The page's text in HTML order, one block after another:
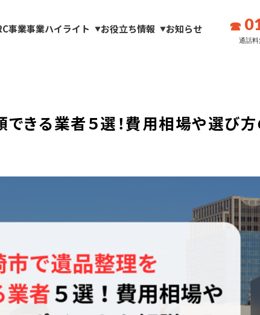
事業事業ハイライト ▼お役立ち情報 ▼お知らせ
通話
きる業者５選！費用相場や選び